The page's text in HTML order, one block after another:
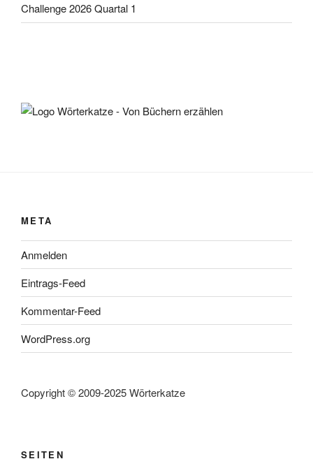
Challenge 2026 Quartal 1
META
Anmelden
Eintrags-Feed
Kommentar-Feed
WordPress.org
Copyright © 2009-2025 Wörterkatze
SEITEN